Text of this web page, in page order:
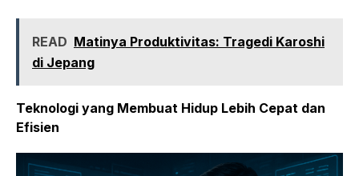
READ Matinya Produktivitas: Tragedi Karoshi
di Jepang
Teknologi yang Membuat Hidup Lebih Cepat dan
Efisien